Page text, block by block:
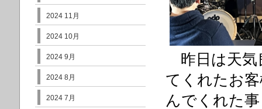
昨日は天気
てくれた お
んでくれた
2024 11月
2024 10月
2024 9月
2024 8月
2024 7月